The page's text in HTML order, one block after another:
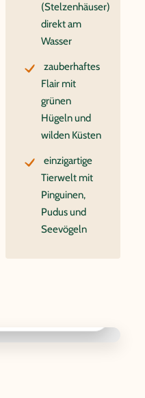
(Stelzenhäuser)
direkt am
Wasser
zauberhaftes
Flair mit
grünen
Hügeln und
wilden Küsten
einzigartige
Tierwelt mit
Pinguinen,
Pudus und
Seevögeln